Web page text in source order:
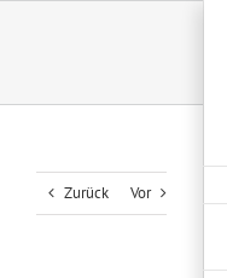
Zurück Vor